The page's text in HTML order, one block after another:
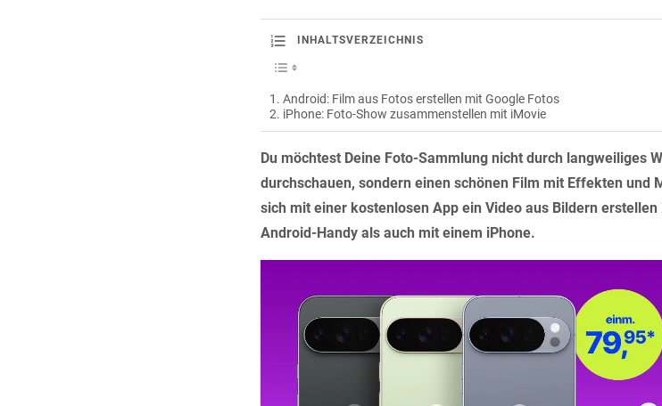
INHALTSVERZEICHNIS
Android: Film aus Fotos erstellen mit Google Fotos
iPhone: Foto-Show zusammenstellen mit iMovie
Du möchtest Deine Foto-Sammlung nicht durch langweiliges
durchschauen, sondern einen schönen Film mit Effekten und
sich mit einer kostenlosen App ein Video aus Bildern
Android-Handy als auch mit einem iPhone.